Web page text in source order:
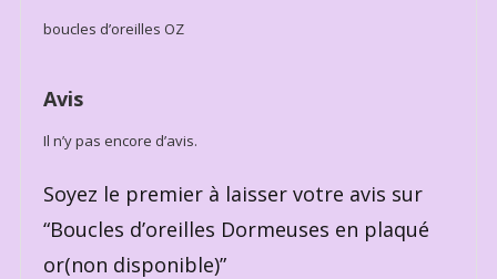
boucles d’oreilles OZ
Avis
Il n’y pas encore d’avis.
Soyez le premier à laisser votre avis sur
“Boucles d’oreilles Dormeuses en plaqué
or(non disponible)”